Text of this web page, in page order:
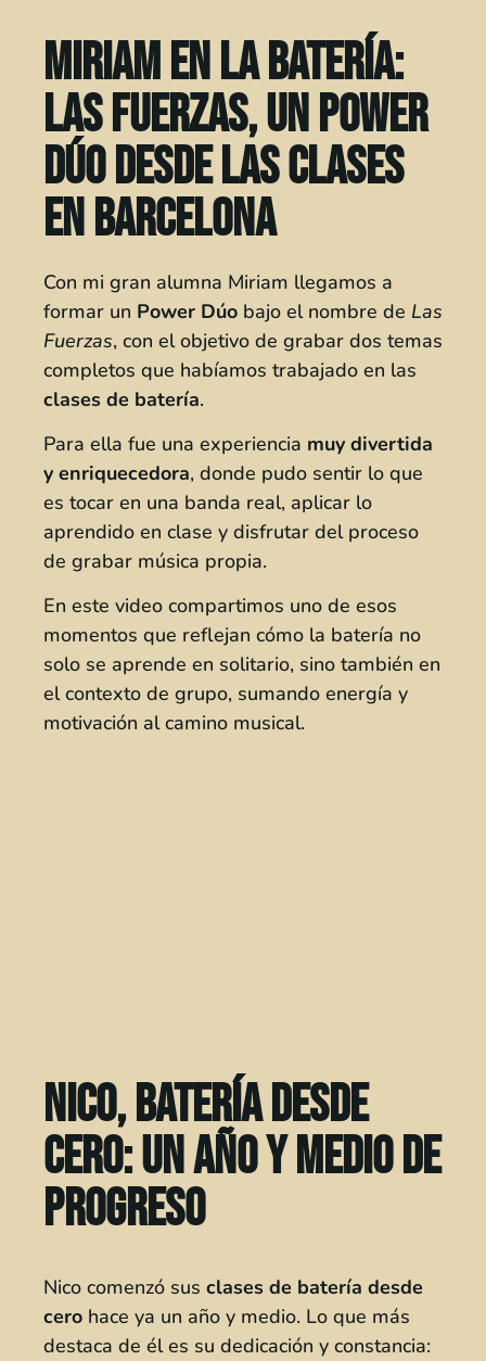
Miriam en la batería:
Las Fuerzas, un Power
Dúo desde las clases
en Barcelona
Con mi gran alumna Miriam llegamos a
formar un Power Dúo bajo el nombre de Las
Fuerzas, con el objetivo de grabar dos temas
completos que habíamos trabajado en las
clases de batería.
Para ella fue una experiencia muy divertida
y enriquecedora, donde pudo sentir lo que
es tocar en una banda real, aplicar lo
aprendido en clase y disfrutar del proceso
de grabar música propia.
En este video compartimos uno de esos
momentos que reflejan cómo la batería no
solo se aprende en solitario, sino también en
el contexto de grupo, sumando energía y
motivación al camino musical.
Nico, batería desde
cero: un año y medio de
progreso
Nico comenzó sus clases de batería desde
cero hace ya un año y medio. Lo que más
destaca de él es su dedicación y constancia: